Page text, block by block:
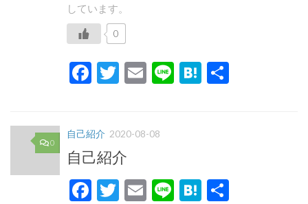
しています。
0
Facebook
Twitter
EmailLineHatena
0
自己紹介 2020-08-08
自己紹介
Facebook
Twitter
EmailLineHatena